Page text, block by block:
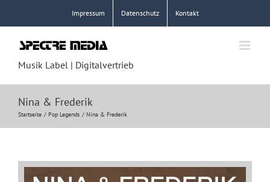
springen
Impressum Datenschutz Kontakt
Musik Label | Digitalvertrieb
Nina & Frederik
Startseite Pop Legends Nina & Frederik